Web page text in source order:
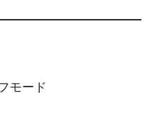
モード